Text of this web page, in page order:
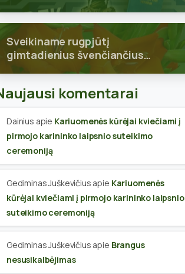
Sveikiname rugpjūtį
gimtadienius švenčiančius
skyriaus narius
komentarai
Dainius apie Kariuomenės kūrėjai kviečiami į
pirmojo karininko laipsnio suteikimo
ceremoniją
Gediminas Juškevičius apie Kariuomenės
kūrėjai kviečiami į pirmojo karininko laipsnio
suteikimo ceremoniją
Gediminas Juškevičius apie Brangus
nesusikalbėjimas